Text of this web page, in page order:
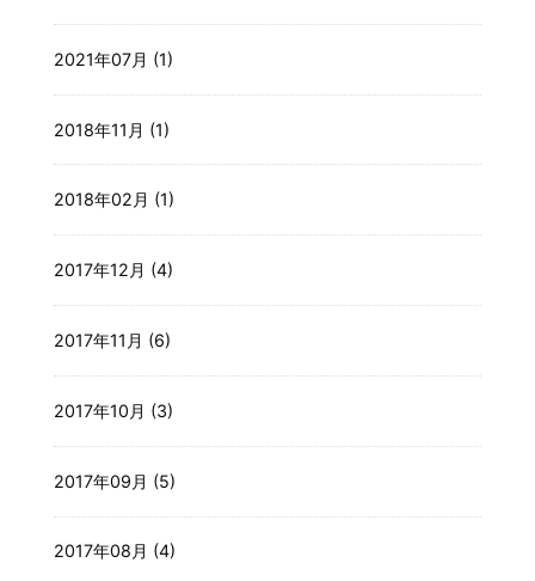
2021年07月 (1)
2018年11月 (1)
2018年02月 (1)
2017年12月 (4)
2017年11月 (6)
2017年10月 (3)
2017年09月 (5)
2017年08月 (4)